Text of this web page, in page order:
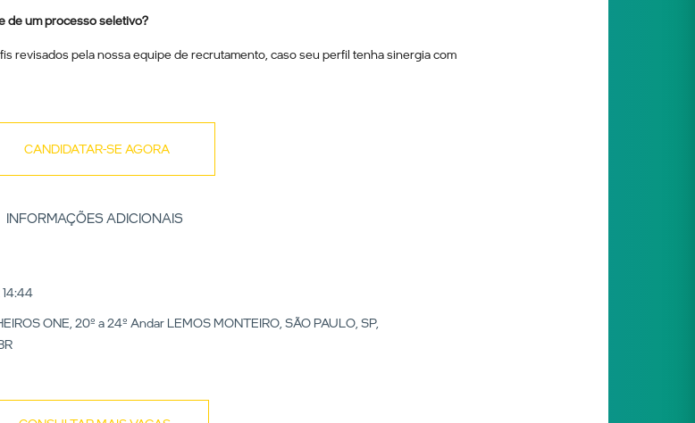
de um processo seletivo?
revisados pela nossa equipe de recrutamento, caso seu perfil tenha sinergia com
CANDIDATAR-SE AGORA
INFORMAÇÕES ADICIONAIS
ONE, 20º a 24º Andar LEMOS MONTEIRO, SÃO PAULO, SP,